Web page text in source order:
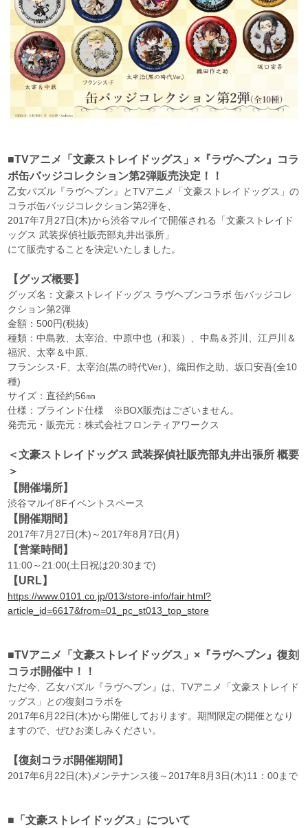
■TVアニメ「文豪ストレイドッグス」×『ラヴヘブン』コラ
ボ缶バッジコレクション第2弾販売決定！！
乙女パズル『ラヴヘブン』とTVアニメ「文豪ストレイドッグス」の
コラボ缶バッジコレクション第2弾を、
2017年7月27日(木)から渋谷マルイで開催される「文豪ストレイド
ッグス 武装探偵社販売部丸井出張所」
にて販売することを決定いたしました。
【グッズ概要】
グッズ名：文豪ストレイドッグス ラヴヘブンコラボ 缶バッジコレ
クション第2弾
金額：500円(税抜)
種類：中島敦、太宰治、中原中也（和装）、中島＆芥川、江戸川＆
福沢、太宰＆中原、
フランシス･F、太宰治(黒の時代Ver.)、織田作之助、坂口安吾(全10
種)
サイズ：直径約56㎜
仕様：ブラインド仕様 ※BOX販売はございません。
発売元・販売元：株式会社フロンティアワークス
＜文豪ストレイドッグス 武装探偵社販売部丸井出張所 概要
＞
【開催場所】
渋谷マルイ8Fイベントスペース
【開催期間】
2017年7月27日(木)～2017年8月7日(月)
【営業時間】
11:00～21:00(土日祝は20:30まで)
【URL】
https://www.0101.co.jp/013/store-info/fair.html?
article_id=6617&from=01_pc_st013_top_store
■TVアニメ「文豪ストレイドッグス」×『ラヴヘブン』復刻
コラボ開催中！！
ただ今、乙女パズル『ラヴヘブン』は、TVアニメ「文豪ストレイド
ッグス」との復刻コラボを
2017年6月22日(木)から開催しております。期間限定の開催となり
ますので、ぜひお楽しみください。
【復刻コラボ開催期間】
2017年6月22日(木)メンテナンス後～2017年8月3日(木)11：00まで
■「文豪ストレイドッグス」について